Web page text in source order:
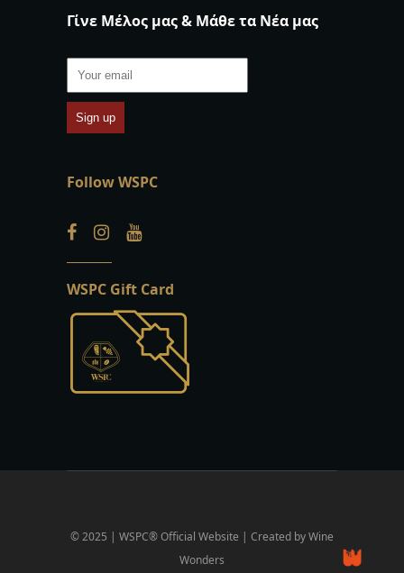
Γίνε Μέλος μας & Μάθε τα Νέα μας
Follow WSPC
WSPC Gift Card
© 2025 | WSPC® Official Website | Created by Wine
Wonders